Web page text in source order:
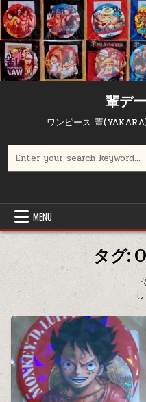
Skip to content
輩デ
ワンピース 輩
MENU
タグ: